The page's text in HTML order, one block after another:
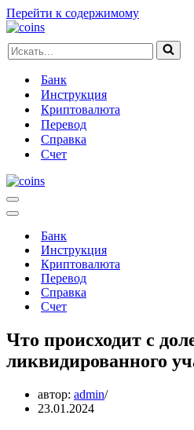
Перейти к содержимому
Искать...
Банк
Инструкция
Криптовалюта
Перевод
Справка
Счет
Меню
навигации
Меню
навигацииБанк
Инструкция
Криптовалюта
Перевод
Справка
Счет
Что происходит с
ликвидированного
автор: admin
23.01.2024